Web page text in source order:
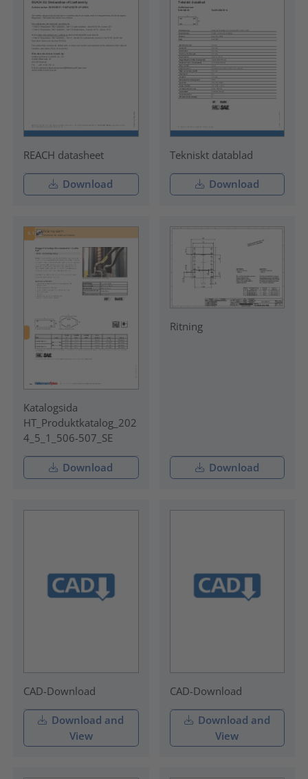
REACH datasheet
Download
Tekniskt datablad
Download
Katalogsida
HT_Produktkatalog_202
4_5_1_506-507_SE
Download
Ritning
Download
CAD-Download
Download and
View
CAD-Download
Download and
View